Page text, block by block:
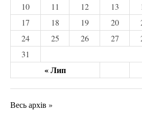
« Лип
10
11 12 13
17
18 19 20
24
25 26 27
31
Весь архів »